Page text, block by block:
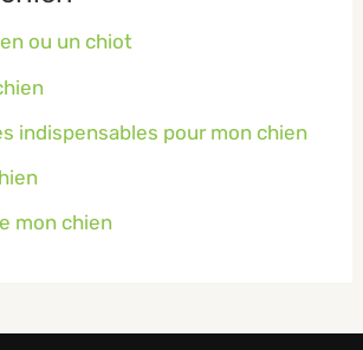
ou un chiot
indispensables pour mon chien
mon chien